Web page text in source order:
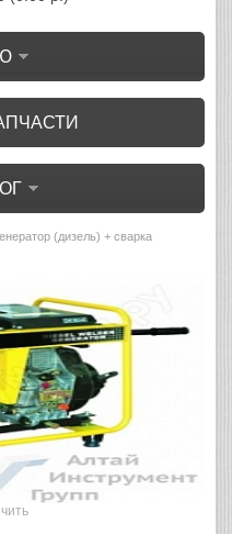
(дизель) + сварка